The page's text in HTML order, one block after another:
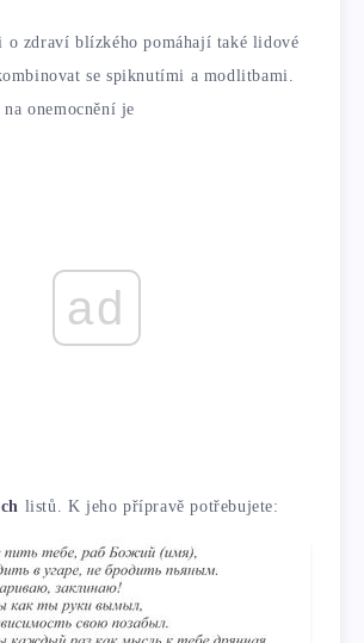
o zdraví blízkého pomáhají také lidové
se spiknutími a modlitbami.
onemocnění je
ad
listů. K jeho přípravě potřebujete: